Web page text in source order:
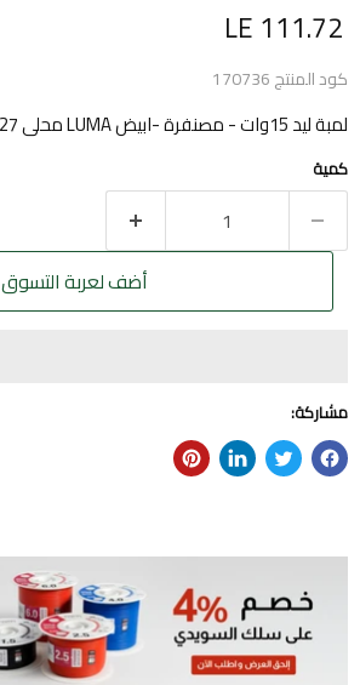
السعر الحالي
LE 111.72
كود المنتج170736
لمبة ليد 15وات - مصنفرة -ابيض LUMA محلى E27 ضمان 4 سنين
كمية
أضف لعربة التسوق
مشاركة: